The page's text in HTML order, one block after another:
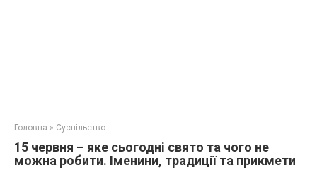
Головна » Суспільство
15 червня – яке сьогодні свято та чого не
можна робити. Іменини, традиції та прикмети